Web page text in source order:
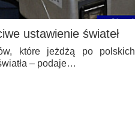
ustawienie świateł
które jeżdżą po polskich
– podaje…